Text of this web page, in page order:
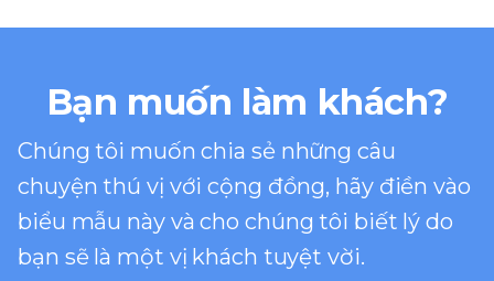
Bạn muốn làm khách?
Chúng tôi muốn chia sẻ những câu
chuyện thú vị với cộng đồng, hãy điền vào
biểu mẫu này và cho chúng tôi biết lý do
bạn sẽ là một vị khách tuyệt vời.